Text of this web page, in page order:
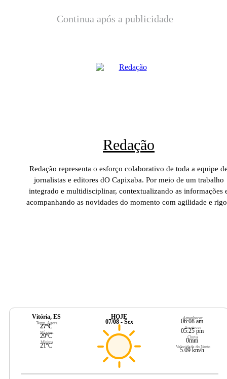
Continua após a publicidade
Redação
Redação representa o esforço colaborativo de toda a equipe
jornalistas e editores dO Capixaba. Por meio de um trabalho
integrado e multidisciplinar, contextualizando as informações
acompanhando as novidades do momento com agilidade e
Vitória, ES
Temp. Agora
27ºC
Máxima
29ºC
Mínima
21ºC
HOJE
07/08 - Sex
Amanhecer
06:08 am
Anoitecer
05:25 pm
Chuva
0mm
Velocidade do Vento
5.09 km/h